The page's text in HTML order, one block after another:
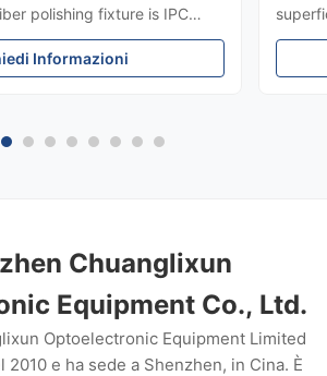
polishing fixture is IPC
compression of each
polishing fixture pass rate
Informazioni
≤0,20
Chuanglixun
Equipment Co., Ltd.
Optoelectronic Equipment Limited
2010 e ha sede a Shenzhen, in Cina. È